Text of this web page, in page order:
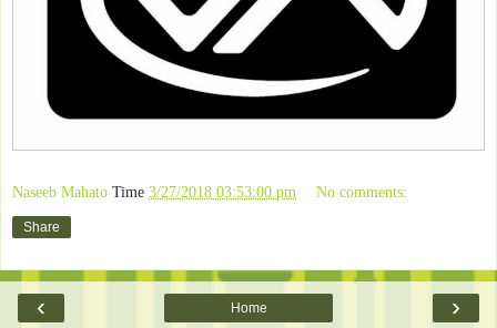
Naseeb Mahato Time 3/27/2018 03:53:00 pm No comments:
Share
‹ ›
Home